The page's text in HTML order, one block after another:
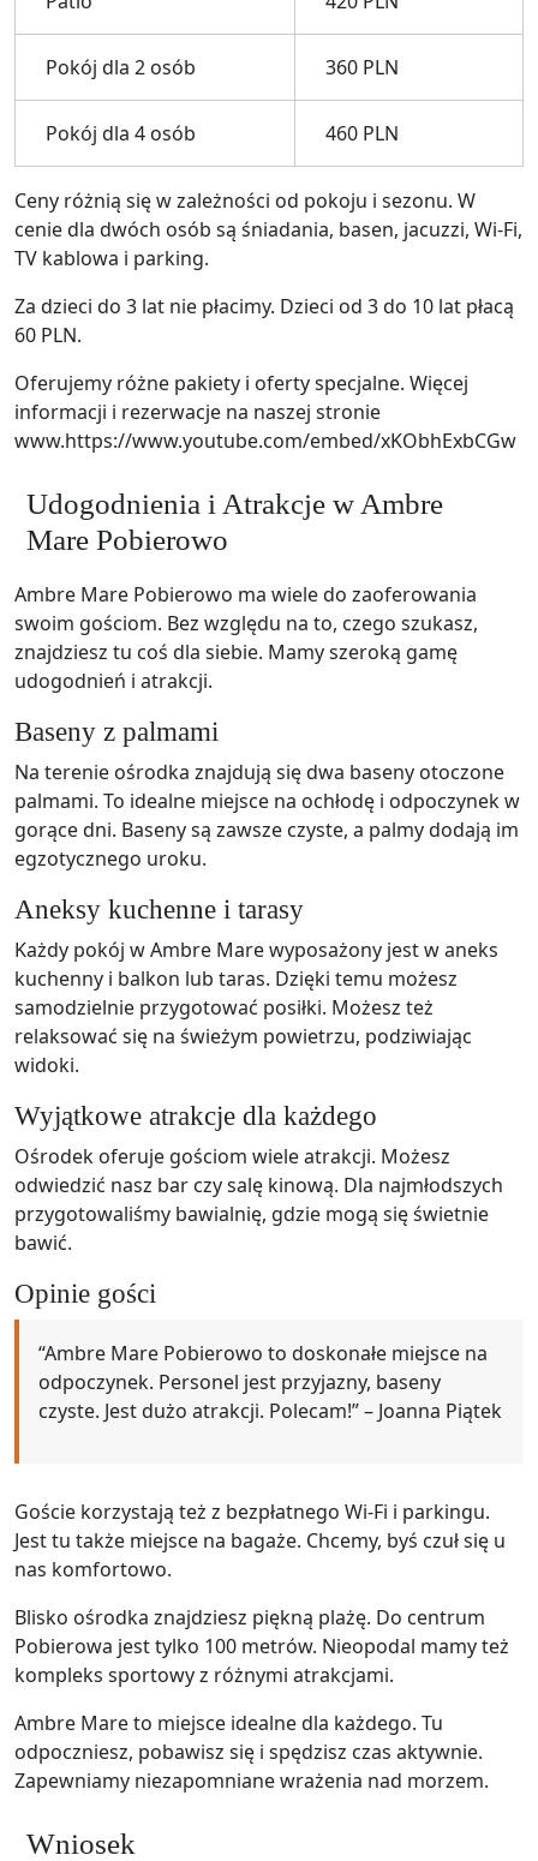
Pokój dla 2 osób 360 PLN
Pokój dla 4 osób 460 PLN
Ceny różnią się w zależności od pokoju i sezonu. W
cenie dla dwóch osób są śniadania, basen, jacuzzi, Wi-Fi,
TV kablowa i parking.
Za dzieci do 3 lat nie płacimy. Dzieci od 3 do 10 lat płacą
60 PLN.
Oferujemy różne pakiety i oferty specjalne. Więcej
informacji i rezerwacje na naszej stronie
www.https://www.youtube.com/embed/xKObhExbCGw
Udogodnienia i Atrakcje w Ambre
Mare Pobierowo
Ambre Mare Pobierowo ma wiele do zaoferowania
swoim gościom. Bez względu na to, czego szukasz,
znajdziesz tu coś dla siebie. Mamy szeroką gamę
udogodnień i atrakcji.
Baseny z palmami
Na terenie ośrodka znajdują się dwa baseny otoczone
palmami. To idealne miejsce na ochłodę i odpoczynek w
gorące dni. Baseny są zawsze czyste, a palmy dodają im
egzotycznego uroku.
Aneksy kuchenne i tarasy
Każdy pokój w Ambre Mare wyposażony jest w aneks
kuchenny i balkon lub taras. Dzięki temu możesz
samodzielnie przygotować posiłki. Możesz też
relaksować się na świeżym powietrzu, podziwiając
widoki.
Wyjątkowe atrakcje dla każdego
Ośrodek oferuje gościom wiele atrakcji. Możesz
odwiedzić nasz bar czy salę kinową. Dla najmłodszych
przygotowaliśmy bawialnię, gdzie mogą się świetnie
bawić.
Opinie gości
“Ambre Mare Pobierowo to doskonałe miejsce na
odpoczynek. Personel jest przyjazny, baseny
czyste. Jest dużo atrakcji. Polecam!” – Joanna Piątek
Goście korzystają też z bezpłatnego Wi-Fi i parkingu.
Jest tu także miejsce na bagaże. Chcemy, byś czuł się u
nas komfortowo.
Blisko ośrodka znajdziesz piękną plażę. Do centrum
Pobierowa jest tylko 100 metrów. Nieopodal mamy też
kompleks sportowy z różnymi atrakcjami.
Ambre Mare to miejsce idealne dla każdego. Tu
odpoczniesz, pobawisz się i spędzisz czas aktywnie.
Zapewniamy niezapomniane wrażenia nad morzem.
Wniosek